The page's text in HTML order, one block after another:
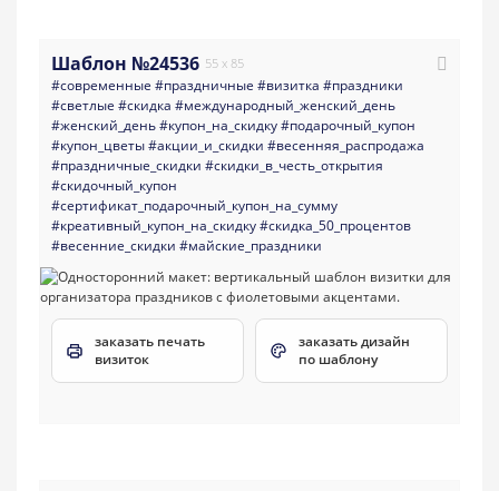
Шаблон №24536 55 x 85
#современные #праздничные #визитка #праздники
#светлые #скидка #международный_женский_день
#женский_день#купон_на_скидку#подарочный_купон
#купон_цветы#акции_и_скидки #весенняя_распродажа
#праздничные_скидки #скидки_в_честь_открытия
#скидочный_купон
#сертификат_подарочный_купон_на_сумму
#креативный_купон_на_скидку#скидка_50_процентов
#весенние_скидки #майские_праздники
заказать печать
визиток
заказать дизайн
по шаблону